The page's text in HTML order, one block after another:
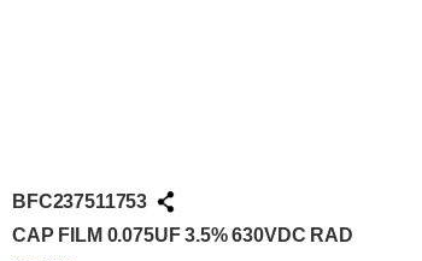
BFC237511753
CAP FILM 0.075UF 3.5% 630VDC RAD